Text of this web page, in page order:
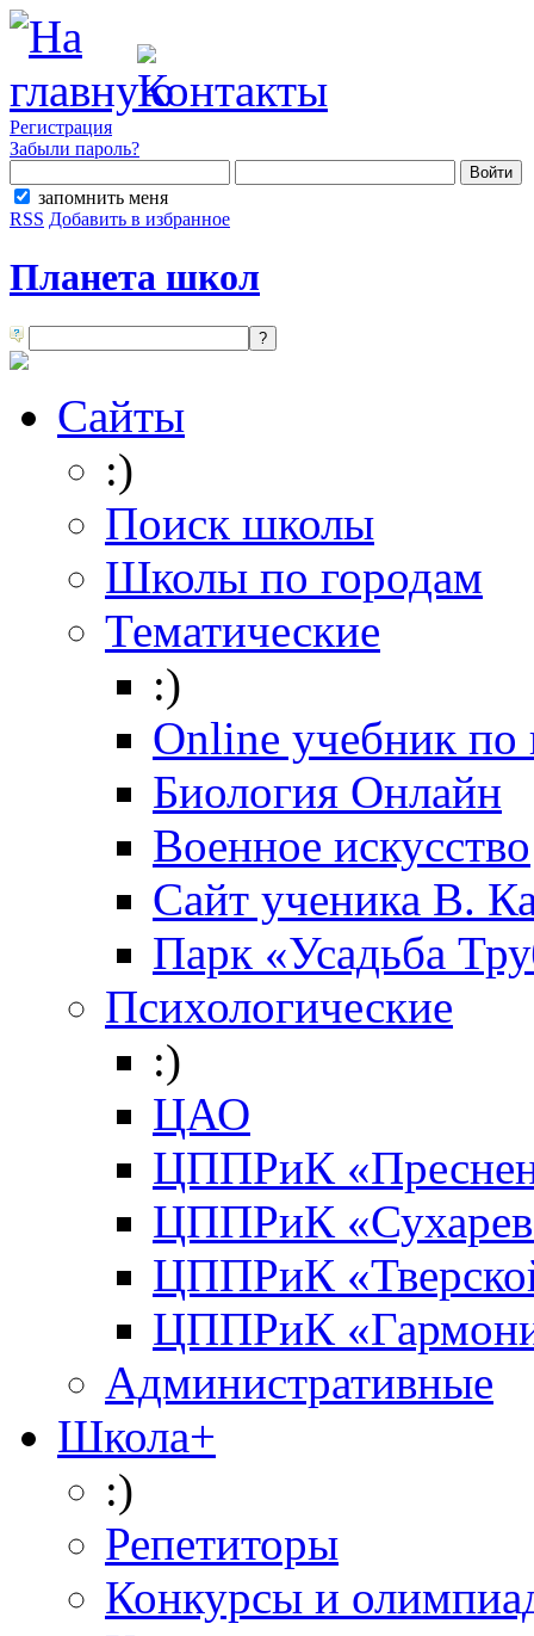
Регистрация
Забыли пароль?
запомнить меня
RSS Добавить в избранное
Планета школ
Сайты
:)
Поиск школы
Школы по городам
Тематические
:)
Online учебник по
Биология Онлайн
Военное искусство
Cайт ученика В.
Парк «Усадьба
Психологические
:)
ЦАО
ЦППРиК
ЦППРиК
ЦППРиК
ЦППРиК
Административные
Школа+
:)
Репетиторы
Конкурсы и